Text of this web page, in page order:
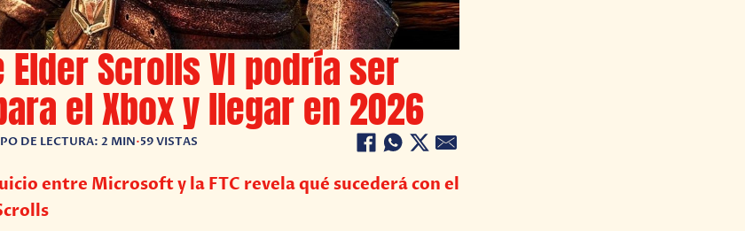
Elder Scrolls VI podría ser
el Xbox y llegar en 2026
DE LECTURA: 2 MIN•59 VISTAS
entre Microsoft y la FTC revela qué sucederá con el